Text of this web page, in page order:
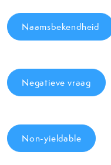
Naamsbekendheid
Negatieve vraag
Non-yieldable